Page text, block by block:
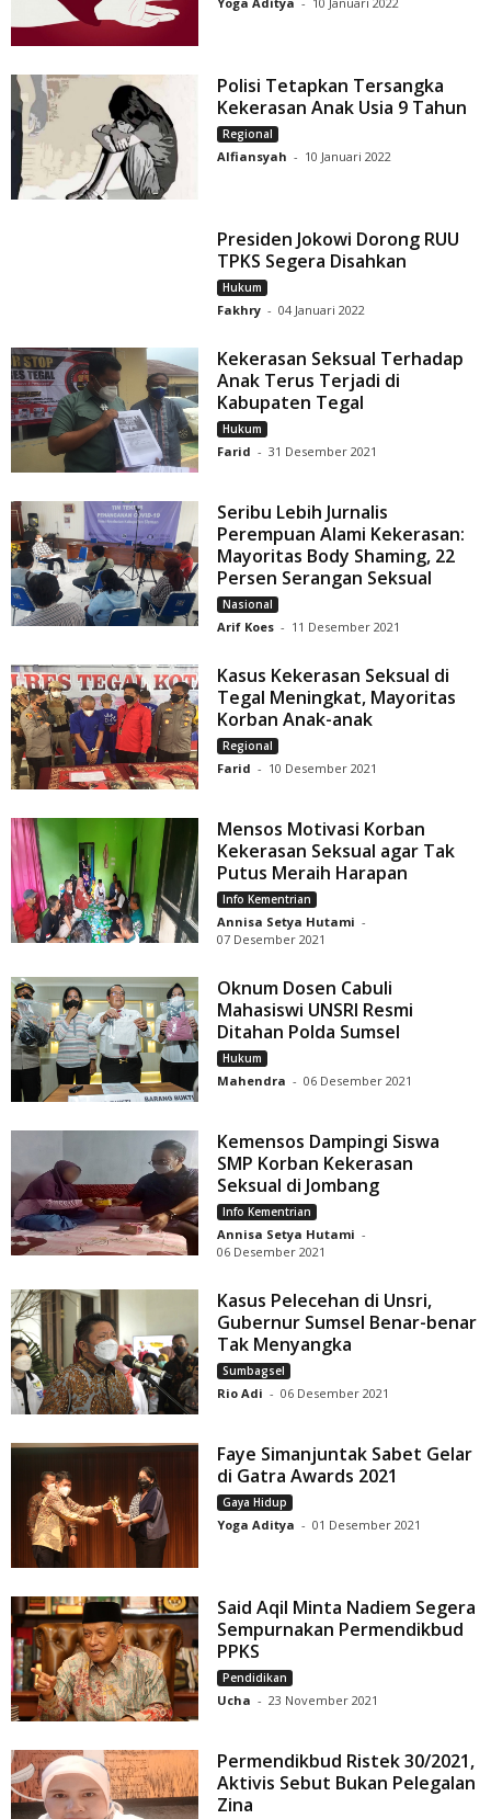
Polisi Tetapkan Tersangka
Kekerasan Anak Usia 9 Tahun
Regional
Alfiansyah - 10 Januari 2022
Presiden Jokowi Dorong RUU
TPKS Segera Disahkan
Hukum
Fakhry - 04 Januari 2022
Kekerasan Seksual Terhadap
Anak Terus Terjadi di
Kabupaten Tegal
Hukum
Farid - 31 Desember 2021
Seribu Lebih Jurnalis
Perempuan Alami Kekerasan:
Mayoritas Body Shaming, 22
Persen Serangan Seksual
Nasional
Arif Koes - 11 Desember 2021
Kasus Kekerasan Seksual di
Tegal Meningkat, Mayoritas
Korban Anak-anak
Regional
Farid - 10 Desember 2021
Mensos Motivasi Korban
Kekerasan Seksual agar Tak
Putus Meraih Harapan
Info Kementrian
Annisa Setya Hutami -
07 Desember 2021
Oknum Dosen Cabuli
Mahasiswi UNSRI Resmi
Ditahan Polda Sumsel
Hukum
Mahendra - 06 Desember 2021
Kemensos Dampingi Siswa
SMP Korban Kekerasan
Seksual di Jombang
Info Kementrian
Annisa Setya Hutami -
06 Desember 2021
Kasus Pelecehan di Unsri,
Gubernur Sumsel Benar-benar
Tak Menyangka
Sumbagsel
Rio Adi - 06 Desember 2021
Faye Simanjuntak Sabet Gelar
di Gatra Awards 2021
Gaya Hidup
Yoga Aditya - 01 Desember 2021
Said Aqil Minta Nadiem Segera
Sempurnakan Permendikbud
PPKS
Pendidikan
Ucha - 23 November 2021
Permendikbud Ristek 30/2021,
Aktivis Sebut Bukan Pelegalan
Zina